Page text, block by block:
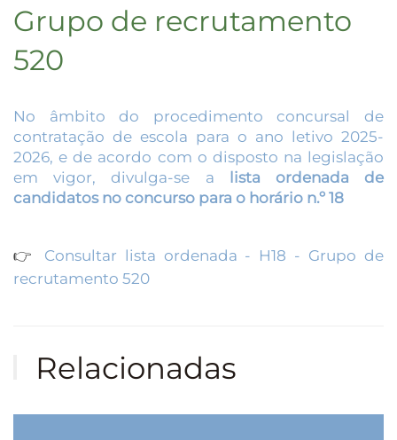
Grupo de recrutamento
520
No âmbito do procedimento concursal de
contratação de escola para o ano letivo 2025-
2026, e de acordo com o disposto na legislação
em vigor, divulga-se a lista ordenada de
candidatos no concurso para o horário n.º 18
👉 Consultar lista ordenada - H18 - Grupo de
recrutamento 520
Relacionadas